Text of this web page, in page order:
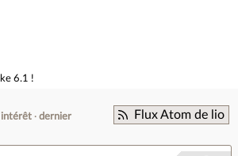
6.1 !
Flux Atom de lio
intérêt
dernier